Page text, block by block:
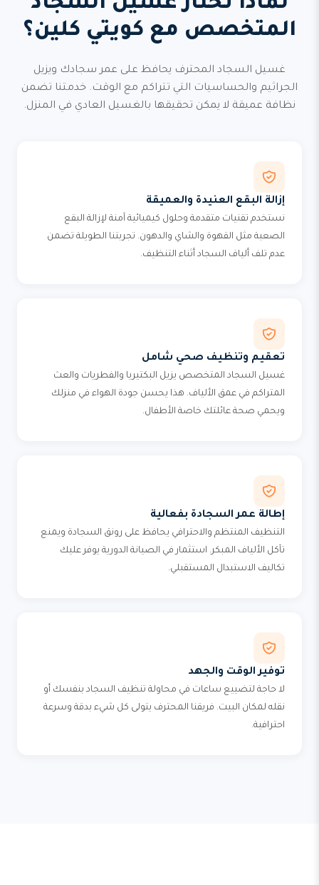
المتخصص مع كويتي كلين؟
غسيل السجاد المحترف يحافظ على عمر سجادك ويزيل
الجراثيم والحساسيات التي تتراكم مع الوقت. خدمتنا تضمن
نظافة عميقة لا يمكن تحقيقها بالغسيل العادي في المنزل.
إزالة البقع العنيدة والعميقة
نستخدم تقنيات متقدمة وحلول كيميائية آمنة لإزالة البقع
الصعبة مثل القهوة والشاي والدهون. تجربتنا الطويلة تضمن
عدم تلف ألياف السجاد أثناء التنظيف.
تعقيم وتنظيف صحي شامل
غسيل السجاد المتخصص يزيل البكتيريا والفطريات والعث
المتراكم في عمق الألياف. هذا يحسن جودة الهواء في منزلك
ويحمي صحة عائلتك خاصة الأطفال.
إطالة عمر السجادة بفعالية
التنظيف المنتظم والاحترافي يحافظ على رونق السجادة ويمنع
تآكل الألياف المبكر. استثمار في الصيانة الدورية يوفر عليك
تكاليف الاستبدال المستقبلي.
توفير الوقت والجهد
لا حاجة لتضييع ساعات في محاولة تنظيف السجاد بنفسك أو
نقله لمكان البيت. فريقنا المحترف يتولى كل شيء بدقة وسرعة
احترافية.